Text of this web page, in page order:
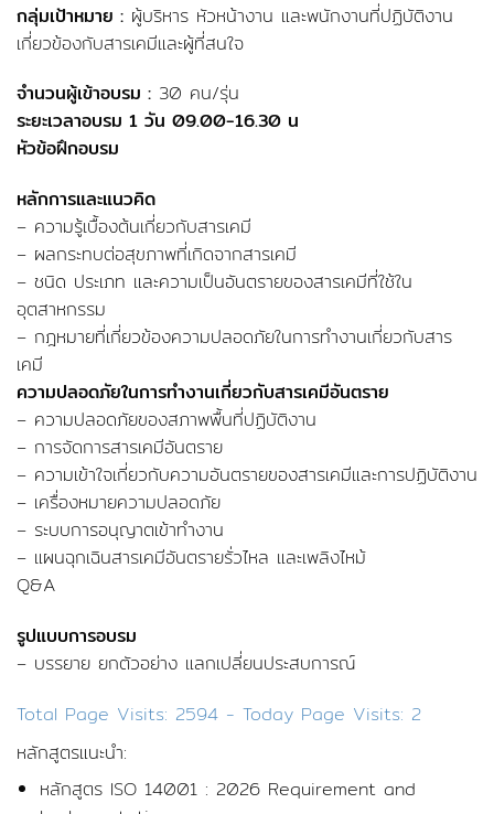
กลุ่มเป้าหมาย : ผู้บริหาร หัวหน้างาน และพนักงานที่ปฏิบัติงาน
เกี่ยวข้องกับสารเคมีและผู้ที่สนใจ
จำนวนผู้เข้าอบรม : 30 คน/รุ่น
ระยะเวลาอบรม 1 วัน 09.00-16.30 น
หัวข้อฝึกอบรม
หลักการและแนวคิด
– ความรู้เบื้องต้นเกี่ยวกับสารเคมี
– ผลกระทบต่อสุขภาพที่เกิดจากสารเคมี
– ชนิด ประเภท และความเป็นอันตรายของสารเคมีที่ใช้ใน
อุตสาหกรรม
– กฎหมายที่เกี่ยวข้องความปลอดภัยในการทำงานเกี่ยวกับสาร
เคมี
ความปลอดภัยในการทํางานเกี่ยวกับสารเคมีอันตราย
– ความปลอดภัยของสภาพพื้นที่ปฏิบัติงาน
– การจัดการสารเคมีอันตราย
– ความเข้าใจเกี่ยวกับความอันตรายของสารเคมีและการปฏิบัติงาน
– เครื่องหมายความปลอดภัย
– ระบบการอนุญาตเข้าทำงาน
– แผนฉุกเฉินสารเคมีอันตรายรั่วไหล และเพลิงไหม้
Q&A
รูปแบบการอบรม
– บรรยาย ยกตัวอย่าง แลกเปลี่ยนประสบการณ์
Total Page Visits: 2594 - Today Page Visits: 2
หลักสูตรแนะนำ:
หลักสูตร ISO 14001 : 2026 Requirement and